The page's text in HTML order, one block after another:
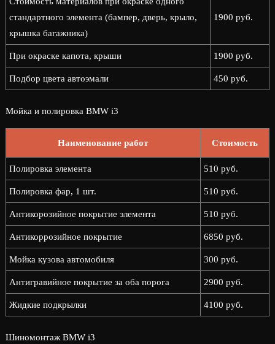
стандартного элемента (бампер, дверь, крыло,
крышка багажника)
1900 руб.
При окраске капота, крыши 1900 руб.
Подбор цвета автоэмали 450 руб.
Мойка и полировка BMW i3
Наименование работ Стоимость
Полировка элемента 510 руб.
Полировка фар, 1 шт. 510 руб.
Антикорозийное покрытие элемента 510 руб.
Антикоррозийное покрытие 6850 руб.
Мойка кузова автомобиля 300 руб.
Антигравийное покрытие за оба порога 2900 руб.
Жидкие подкрылки 4100 руб.
Шиномонтаж BMW i3